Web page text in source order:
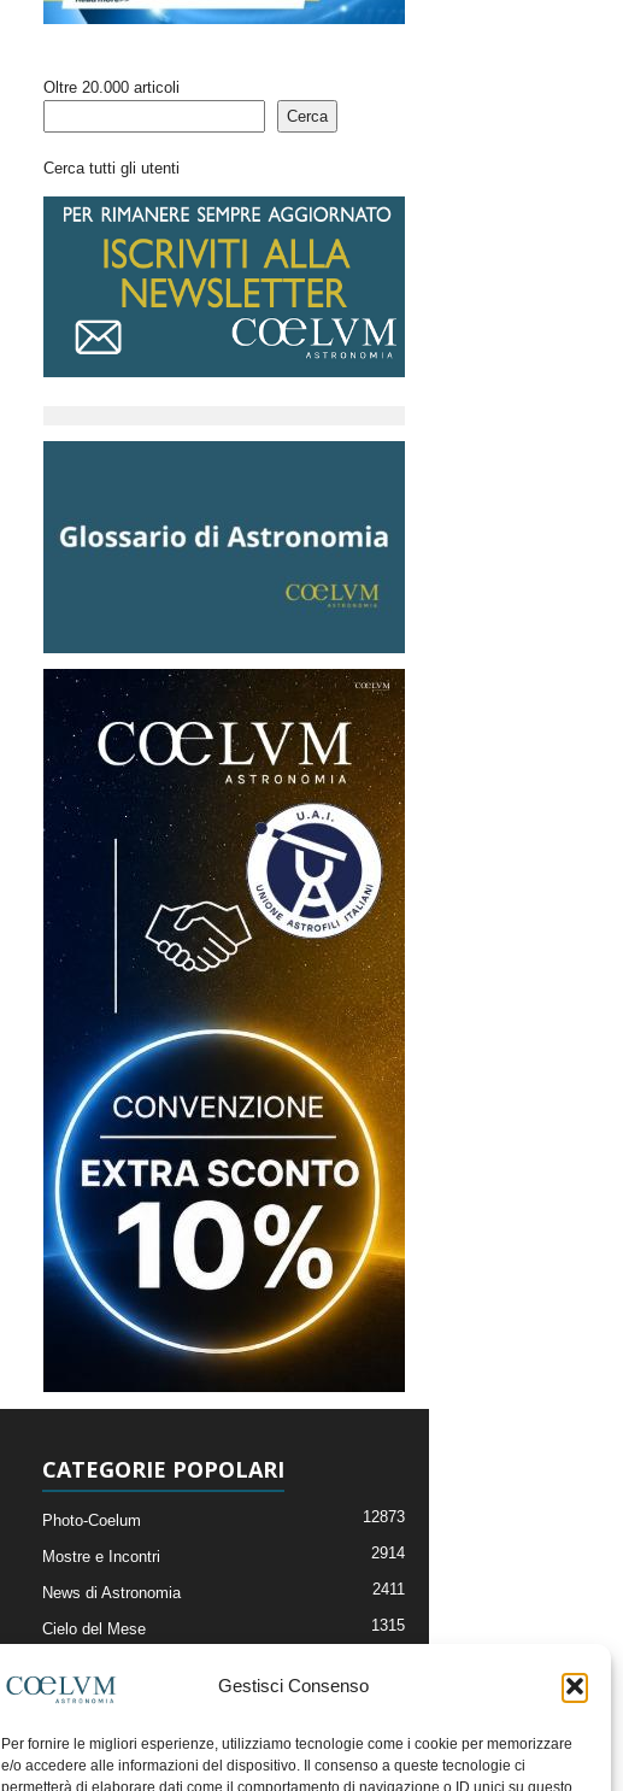
Gestisci Consenso
Per fornire le migliori esperienze, utilizziamo tecnologie come i cookie per memorizzare
e/o accedere alle informazioni del dispositivo. Il consenso a queste tecnologie ci
permetterà di elaborare dati come il comportamento di navigazione o ID unici su questo
Oltre 20.000 articoli
Cerca
Cerca tutti gli utenti
CATEGORIE POPOLARI
Photo-Coelum 12873
Mostre e Incontri 2914
News di Astronomia 2411
Cielo del Mese 1315
Articoli e Risorse On-Line
Il Blog della Redazione